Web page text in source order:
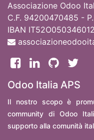
Associazione Odoo
C.F. 94200470485 -
IBAN
Odoo Italia APS
Il nostro scopo è
community di Odoo
supporto alla comunità